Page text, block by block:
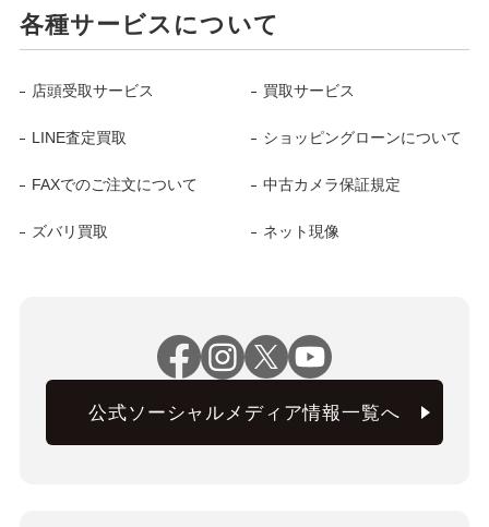
各種サービスについて
店頭受取サービス 買取サービス
LINE査定買取 ショッピングローンについて
FAXでのご注文について 中古カメラ保証規定
ズバリ買取 ネット現像
公式ソーシャルメディア情報一覧へ